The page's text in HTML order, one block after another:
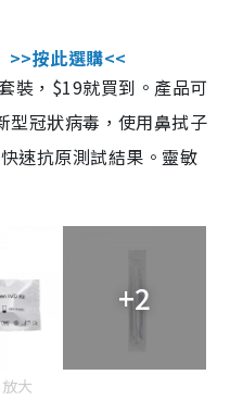
>>按此選購<<
裝，$19就買到。產品可
冠狀病毒，使用鼻拭子
速抗原測試結果。靈敏
+2
大